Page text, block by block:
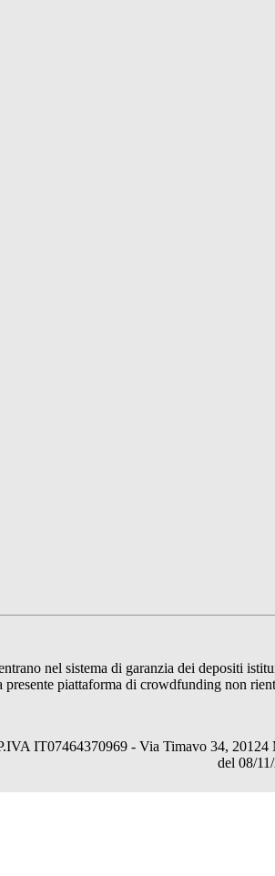
nel sistema di garanzia dei depositi
presente piattaforma di crowdfunding non
IT07464370969 - Via Timavo 34,
del 08/